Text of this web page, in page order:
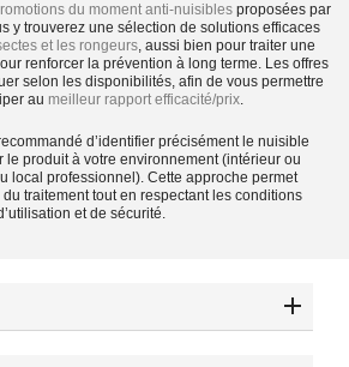
du moment anti-nuisibles proposées par
y trouverez une sélection de solutions efficaces
et les rongeurs, aussi bien pour traiter une
renforcer la prévention à long terme. Les offres
selon les disponibilités, afin de vous permettre
au meilleur rapport efficacité/prix.
d’identifier précisément le nuisible
le produit à votre environnement (intérieur ou
local professionnel). Cette approche permet
du traitement tout en respectant les conditions
et de sécurité.